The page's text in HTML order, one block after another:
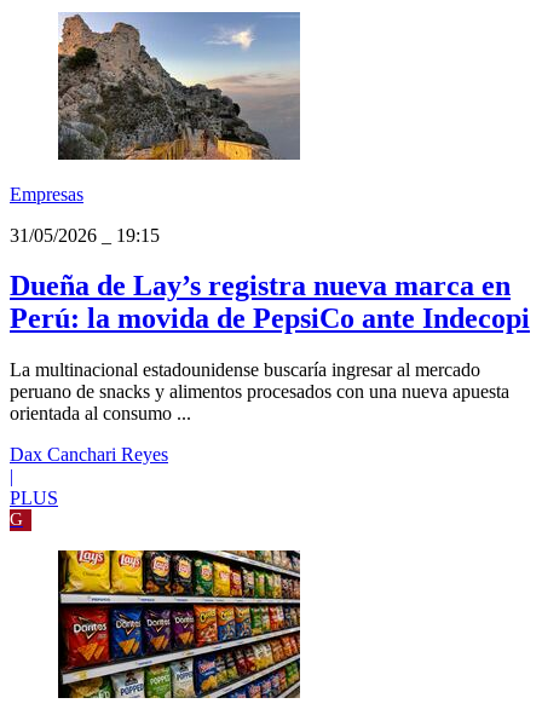
Empresas
31/05/2026
19:15
Dueña de Lay’s registra nueva marca en
Perú: la movida de PepsiCo ante Indecopi
La multinacional estadounidense buscaría ingresar al mercado
peruano de snacks y alimentos procesados con una nueva apuesta
orientada al consumo ...
Dax Canchari Reyes
|
PLUS
G